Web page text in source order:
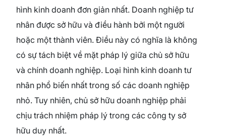
hình kinh doanh đơn giản nhất. Doanh nghiệp tư
nhân được sở hữu và điều hành bởi một người
hoặc một thành viên. Điều này có nghĩa là không
có sự tách biệt về mặt pháp lý giữa chủ sở hữu
và chính doanh nghiệp. Loại hình kinh doanh tư
nhân phổ biến nhất trong số các doanh nghiệp
nhỏ. Tuy nhiên, chủ sở hữu doanh nghiệp phải
chịu trách nhiệm pháp lý trong các công ty sở
hữu duy nhất.